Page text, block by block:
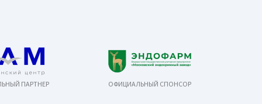
ПАРТНЕР ОФИЦИАЛЬНЫЙ СПОНСОР